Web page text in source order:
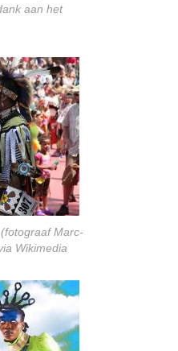
aan het
Marc-
Wikimedia